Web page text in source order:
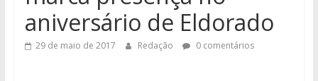
aniversário de Eldorado
29 de maio de 2017 Redação 0 comentários